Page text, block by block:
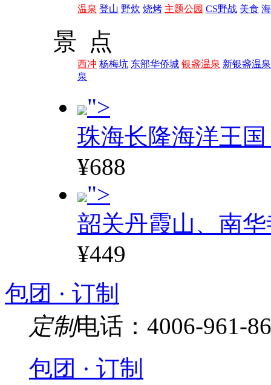
温泉 登山 野炊 烧烤 主题公园 CS野战 美食
景 点
西冲 杨梅坑 东部华侨城 银盏温泉 新银盏温泉
泉
">
珠海长隆海洋王
¥688
">
韶关丹霞山、南
¥449
包团 · 订制
定制电话：4006-961-
包团 · 订制